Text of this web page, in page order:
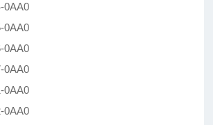
0AA0
0AA0
0AA0
0AA0
0AA0
0AA0